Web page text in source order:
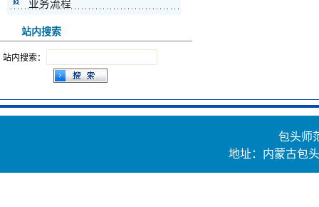
业务流程
站内搜索
站内搜索：
包头师
地址：内蒙古包